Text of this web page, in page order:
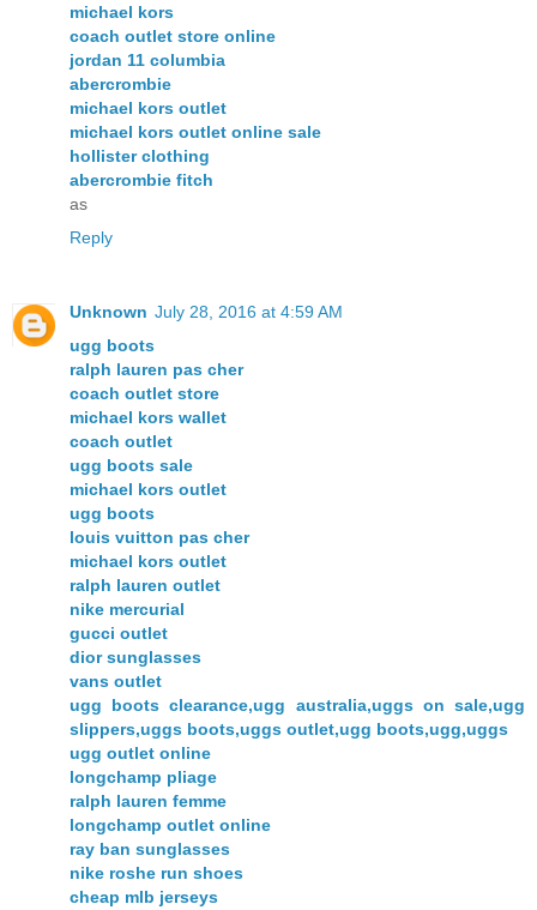
michael kors
coach outlet store online
jordan 11 columbia
abercrombie
michael kors outlet
michael kors outlet online sale
hollister clothing
abercrombie fitch
as
Reply
Unknown July 28, 2016 at 4:59 AM
ugg boots
ralph lauren pas cher
coach outlet store
michael kors wallet
coach outlet
ugg boots sale
michael kors outlet
ugg boots
louis vuitton pas cher
michael kors outlet
ralph lauren outlet
nike mercurial
gucci outlet
dior sunglasses
vans outlet
ugg boots clearance,ugg australia,uggs on sale,ugg
slippers,uggs boots,uggs outlet,ugg boots,ugg,uggs
ugg outlet online
longchamp pliage
ralph lauren femme
longchamp outlet online
ray ban sunglasses
nike roshe run shoes
cheap mlb jerseys